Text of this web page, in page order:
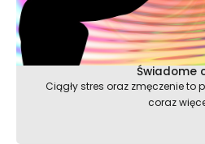
Świadome
Ciągły stres oraz zmęczenie to
coraz